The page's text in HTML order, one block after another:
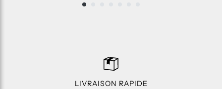
LIVRAISON RAPIDE